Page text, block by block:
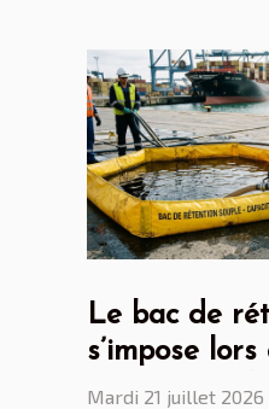
Le bac de
s’impose lors
opérations
Mardi 21 juillet 2026